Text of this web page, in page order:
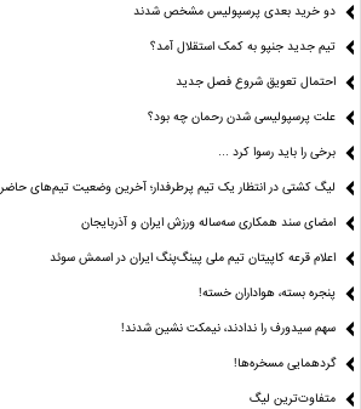
دو خرید بعدی پرسپولیس مشخص شدند
تیم جدید جنپو به کمک استقلال آمد؟
احتمال تعویق شروع فصل جدید
علت پرسپولیسی شدن رحمان چه بود؟
برخی را باید رسوا کرد …
لیگ کشتی در انتظار یک تیم پرطرفدار؛ آخرین وضعیت تیم‌های حاضر
امضای سند همکاری سه‌ساله ورزش ایران و آذربایجان
اعلام قرعه کاپیتان تیم ملی پینگ‌پنگ ایران در اسمش سوئد
پنجره بسته، هواداران خسته!
سهم سیدورف را ندادند، نیمکت نشین شدند!
گردهمایی مسخره‌ها!
متفاوت‌ترین لیگ